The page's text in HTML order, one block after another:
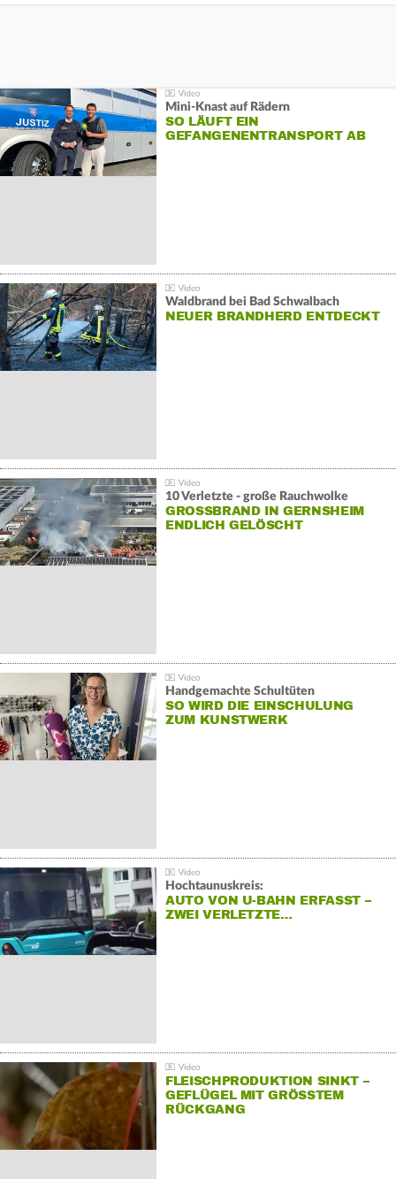
Mini-Knast auf Rädern
SO LÄUFT EIN
GEFANGENENTRANSPORT AB
Waldbrand bei Bad Schwalbach
NEUER BRANDHERD ENTDECKT
10 Verletzte - große Rauchwolke
GROSSBRAND IN GERNSHEIM E
NDLICH GELÖSCHT
Handgemachte Schultüten
SO WIRD DIE EINSCHULUNG
ZUM KUNSTWERK
Hochtaunuskreis:
AUTO VON U-BAHN ERFASST –
ZWEI VERLETZTE…
FLEISCHPRODUKTION SINKT –
GEFLÜGEL MIT GRÖSSTEM R
ÜCKGANG